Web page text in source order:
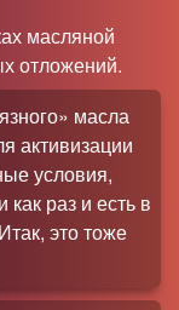
масляной
отложений.
масла
активизации
условия,
раз и есть в
это тоже